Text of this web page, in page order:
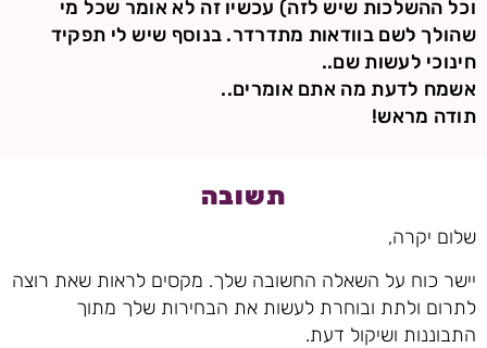
וכל ההשלכות שיש לזה) עכשיו זה לא אומר שכל מי
שהולך לשם בוודאות מתדרדר. בנוסף שיש לי תפקיד
חינוכי לעשות שם..
אשמח לדעת מה אתם אומרים..
תודה מראש!
תשובה
שלום יקרה,
יישר כוח על השאלה החשובה שלך. מקסים לראות שאת רוצה
לתרום ולתת ובוחרת לעשות את הבחירות שלך מתוך
התבוננות ושיקול דעת.